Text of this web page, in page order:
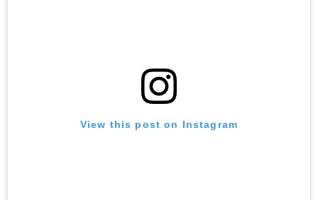
View this post on Instagram